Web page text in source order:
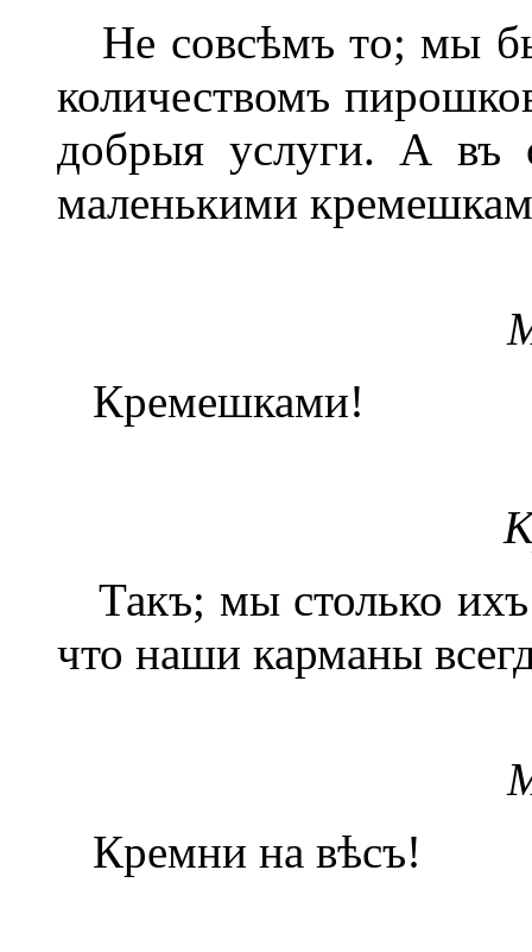
Не совсѣмъ то; мы
количествомъ
добрыя услуги. А въ
маленькими
Кремешками!
Такъ; мы столько ихъ
что наши карманы
Кремни на вѣсъ!